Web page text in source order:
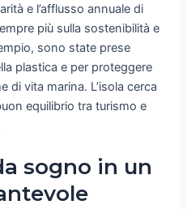
e l’afflusso annuale di
più sulla sostenibilità e
sono state prese
plastica e per proteggere
di vita marina. L’isola cerca
equilibrio tra turismo e
sogno in un